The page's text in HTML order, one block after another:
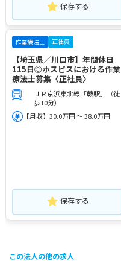
保存する
作業療法士 正社員
【埼玉県／川口市】年間休日
115日◎ホスピスにおける作業
療法士募集〈正社員〉
ＪＲ京浜東北線「蕨駅」（徒
歩10分）
【月収】30.0万円 ～ 38.0万円
保存する
この法人の他の求人